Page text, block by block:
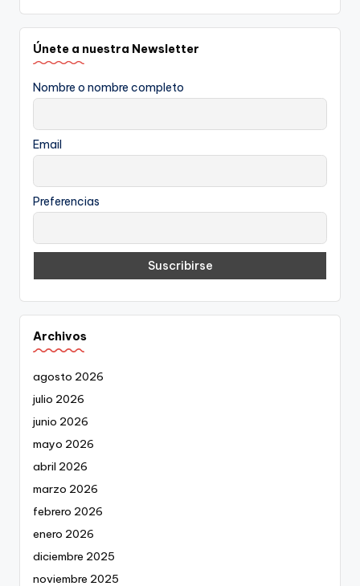
Únete a nuestra Newsletter
Nombre o nombre completo
Email
Preferencias
Archivos
agosto 2026
julio 2026
junio 2026
mayo 2026
abril 2026
marzo 2026
febrero 2026
enero 2026
diciembre 2025
noviembre 2025